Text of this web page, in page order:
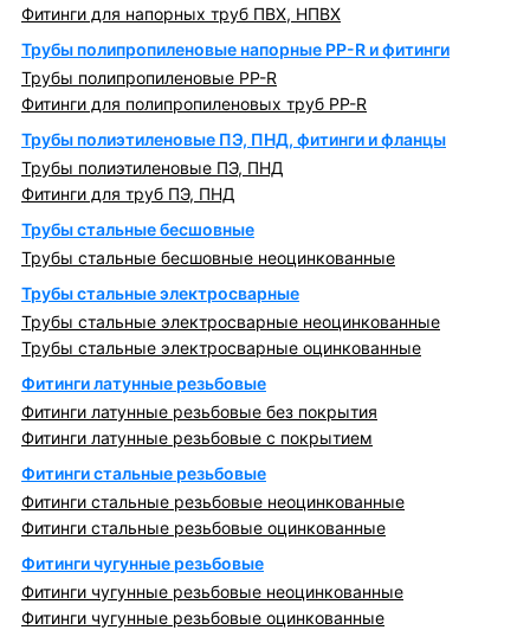
Фитинги для напорных труб ПВХ, НПВХ
Трубы полипропиленовые напорные PP-R и фитинги
Трубы полипропиленовые PP-R
Фитинги для полипропиленовых труб PP-R
Трубы полиэтиленовые ПЭ, ПНД, фитинги и фланцы
Трубы полиэтиленовые ПЭ, ПНД
Фитинги для труб ПЭ, ПНД
Трубы стальные бесшовные
Трубы стальные бесшовные неоцинкованные
Трубы стальные электросварные
Трубы стальные электросварные неоцинкованные
Трубы стальные электросварные оцинкованные
Фитинги латунные резьбовые
Фитинги латунные резьбовые без покрытия
Фитинги латунные резьбовые с покрытием
Фитинги стальные резьбовые
Фитинги стальные резьбовые неоцинкованные
Фитинги стальные резьбовые оцинкованные
Фитинги чугунные резьбовые
Фитинги чугунные резьбовые неоцинкованные
Фитинги чугунные резьбовые оцинкованные